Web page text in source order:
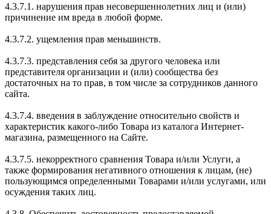
4.3.7.1. нарушения прав несовершеннолетних лиц и (или)
причинение им вреда в любой форме.
4.3.7.2. ущемления прав меньшинств.
4.3.7.3. представления себя за другого человека или
представителя организации и (или) сообщества без
достаточных на то прав, в том числе за сотрудников данного
сайта.
4.3.7.4. введения в заблуждение относительно свойств и
характеристик какого-либо Товара из каталога Интернет-
магазина, размещенного на Сайте.
4.3.7.5. некорректного сравнения Товара и/или Услуги, а
также формирования негативного отношения к лицам, (не)
пользующимся определенными Товарами и/или услугами, или
осуждения таких лиц.